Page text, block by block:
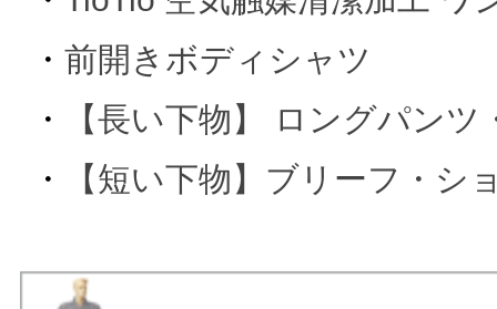
・ 前開きボディシャツ
・
【長い下物】 ロングパン
・
【短い下物】ブリーフ・シ